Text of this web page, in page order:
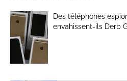
Des téléphones
envahissent-ils Derb